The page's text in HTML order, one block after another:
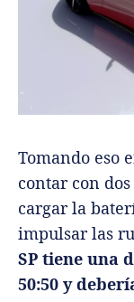
Tomando eso
contar con
cargar la
impulsar las
SP tiene una
50:50 y